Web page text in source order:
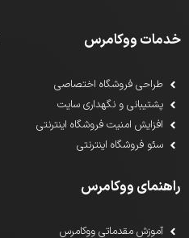
خدمات ووکامرس
طراحی فروشگاه اختصاصی
پشتیبانی و نگهداری سایت
افزایش امنیت فروشگاه اینترنتی
سئو فروشگاه اینترنتی
راهنمای ووکامرس
آموزش مقدماتی ووکامرس